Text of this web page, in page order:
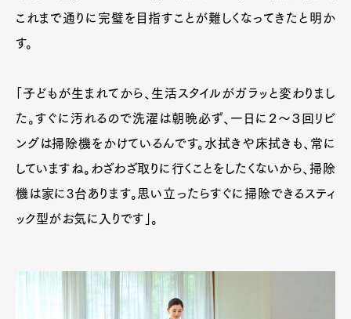
これまで通りに完璧を目指すことが難しくなってきたと明か
す。
「子どもが生まれてから、生活スタイルがガラッと変わりまし
た。すぐに汚れるので洗濯は朝晩必ず、一日に２～３回リビ
ングは掃除機をかけているんです。水拭きや床拭きも、常に
していますね。わざわざ取りに行くことをしたくないから、掃除
機は家に3台あります。思い立ったらすぐに掃除できるスティ
ック型がお気に入りです」。